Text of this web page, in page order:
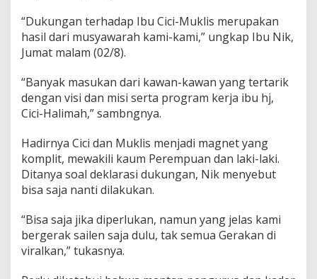
i
l
k
a
2
7
v
2
0
2
“Dukungan terhadap Ibu Cici-Muklis merupakan
hasil dari musyawarah kami-kami,” ungkap Ibu Nik,
Jumat malam (02/8).
“Banyak masukan dari kawan-kawan yang tertarik
dengan visi dan misi serta program kerja ibu hj,
Cici-Halimah,” sambngnya.
Hadirnya Cici dan Muklis menjadi magnet yang
komplit, mewakili kaum Perempuan dan laki-laki.
Ditanya soal deklarasi dukungan, Nik menyebut
bisa saja nanti dilakukan.
“Bisa saja jika diperlukan, namun yang jelas kami
bergerak sailen saja dulu, tak semua Gerakan di
viralkan,” tukasnya.